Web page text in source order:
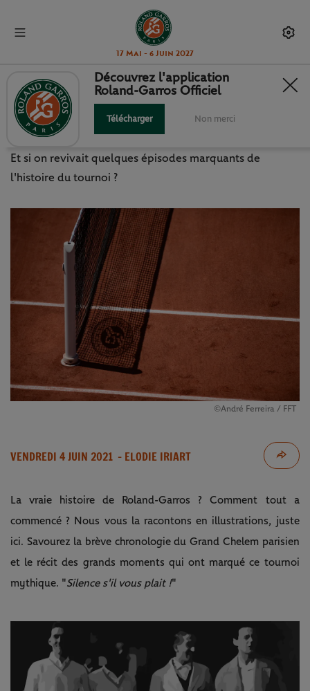
17 Mai - 6 Juin 2027
LA VRAIE HISTOIRE DE ROLAND-
GARROS
Et si on revivait quelques épisodes marquants de
l'histoire du tournoi ?
©André Ferreira / FFT
VENDREDI 4 JUIN 2021 - ELODIE IRIART
La vraie histoire de Roland-Garros ? Comment tout a
commencé ? Nous vous la racontons en illustrations, juste
ici. Savourez la brève chronologie du Grand Chelem parisien
et le récit des grands moments qui ont marqué ce tournoi
mythique. "Silence s'il vous plait !"
Découvrez l'application
Roland-Garros Officiel
Télécharger Non merci